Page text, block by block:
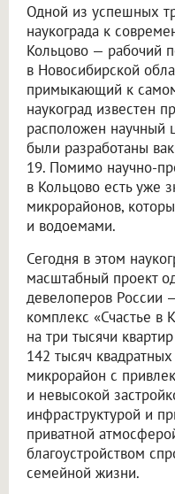
Одной из успешных
наукограда к
Кольцово — рабочий
в Новосибирской
примыкающий к
наукоград известен
расположен научный
были разработаны
19. Помимо научно-
в Кольцово есть уже
микрорайонов,
и водоемами.
Сегодня в этом
масштабный проект
девелоперов России
комплекс «Счастье в
на три тысячи
142 тысяч
микрорайон с
и невысокой
инфраструктурой и
приватной
благоустройством
семейной жизни.